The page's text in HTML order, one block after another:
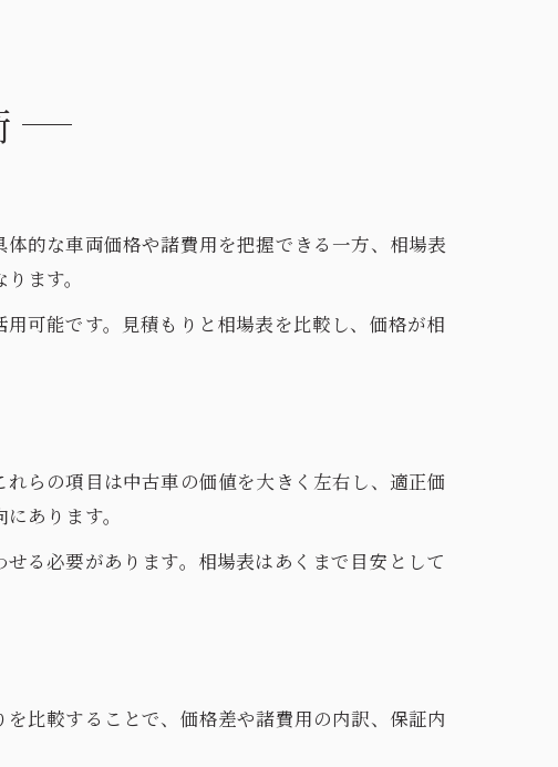
的な車両価格や諸費用を把握できる一方、相場表
ます。
可能です。見積もりと相場表を比較し、価格が相
らの項目は中古車の価値を大きく左右し、適正価
あります。
る必要があります。相場表はあくまで目安として
比較することで、価格差や諸費用の内訳、保証内